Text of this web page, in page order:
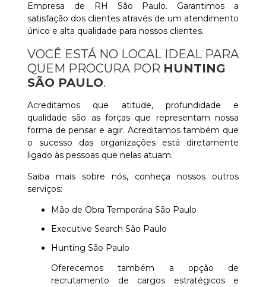
Empresa de RH São Paulo. Garantimos a
satisfação dos clientes através de um atendimento
único e alta qualidade para nossos clientes.
VOCÊ ESTÁ NO LOCAL IDEAL PARA
QUEM PROCURA POR HUNTING
SÃO PAULO.
Acreditamos que atitude, profundidade e
qualidade são as forças que representam nossa
forma de pensar e agir. Acreditamos também que
o sucesso das organizações está diretamente
ligado às pessoas que nelas atuam.
Saiba mais sobre nós, conheça nossos outros
serviços:
Mão de Obra Temporária São Paulo
Executive Search São Paulo
Hunting São Paulo
Oferecemos também a opção de
recrutamento de cargos estratégicos e